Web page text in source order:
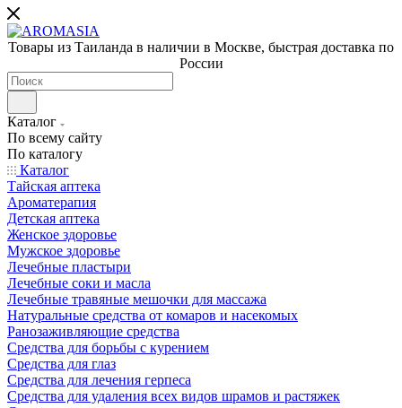
Товары из Таиланда в наличии в Москве, быстрая доставка по
России
Каталог
По всему сайту
По каталогу
Каталог
Тайская аптека
Ароматерапия
Детская аптека
Женское здоровье
Мужское здоровье
Лечебные пластыри
Лечебные соки и масла
Лечебные травяные мешочки для массажа
Натуральные средства от комаров и насекомых
Ранозаживляющие средства
Средства для борьбы с курением
Средства для глаз
Средства для лечения герпеса
Средства для удаления всех видов шрамов и растяжек